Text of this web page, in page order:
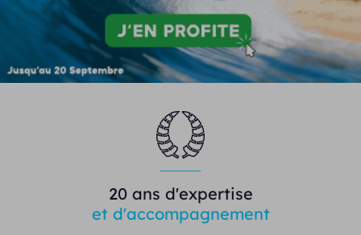
20 ans d'expertise
et d'accompagnement